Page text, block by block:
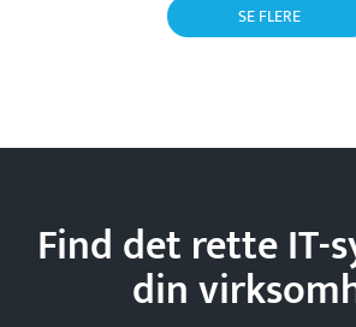
SE FLERE
Find det rette IT-
din